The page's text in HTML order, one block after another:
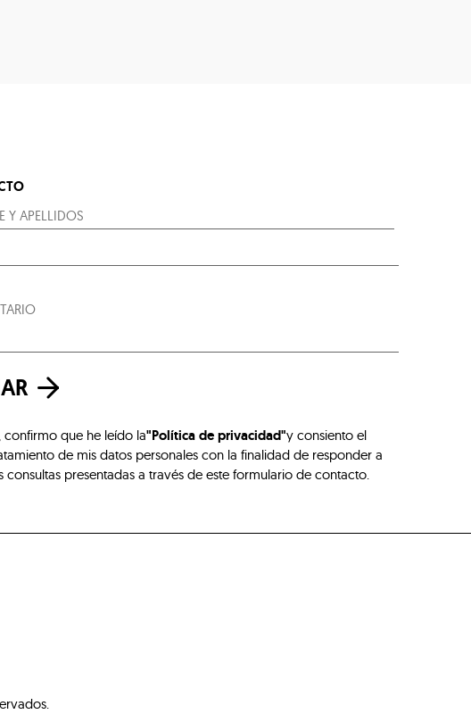
confirmo que he leído la"Política de privacidad"y consiento el
de mis datos personales con la finalidad de responder a
consultas presentadas a través de este formulario de contacto.